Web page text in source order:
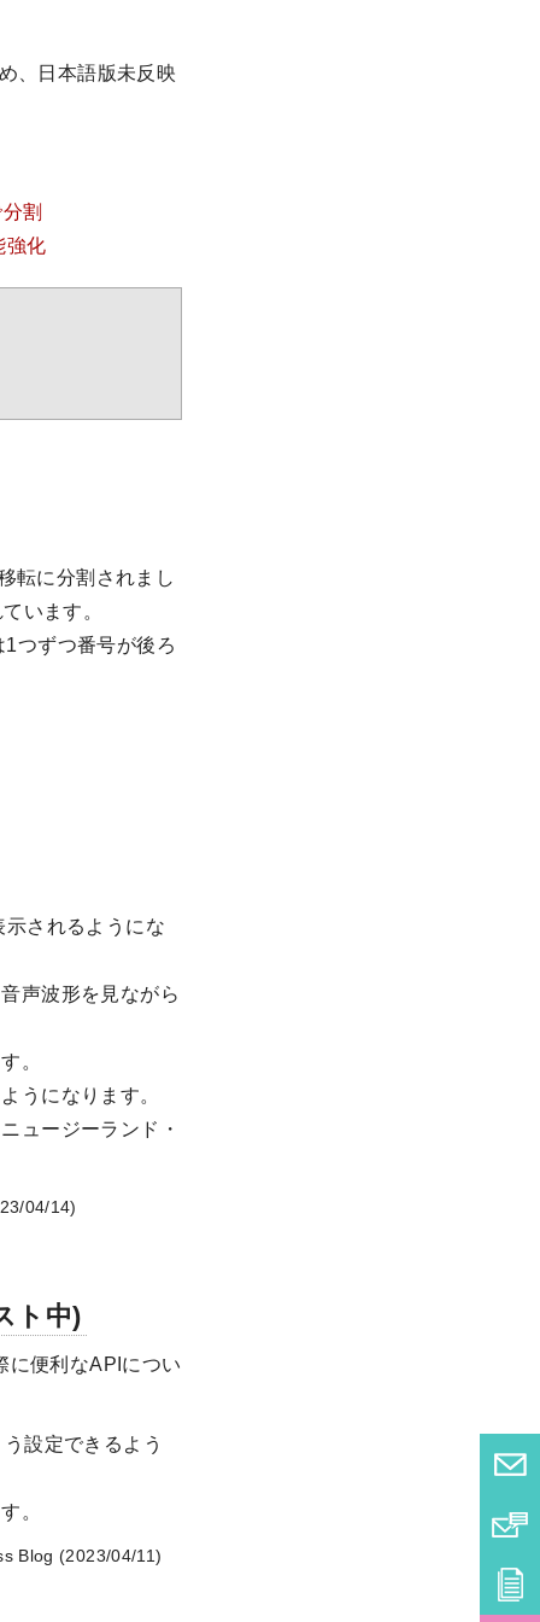
、日本語版未反映
割
強化
転に分割されまし
います。
つずつ番号が後ろ
されるようにな
声波形を見ながら
。
うになります。
ュージーランド・
04/14)
ト中)
に便利なAPIについ
設定できるよう
。
Blog (2023/04/11)